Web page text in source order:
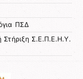
ΠΣΔ
Στήριξη Σ.Ε.Π.Ε.Η.Υ.